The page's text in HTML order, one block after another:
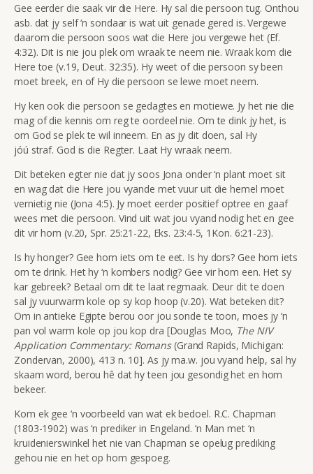
Gee eerder die saak vir die Here. Hy sal die persoon tug. Onthou
asb. dat jy self ‘n sondaar is wat uit genade gered is. Vergewe
daarom die persoon soos wat die Here jou vergewe het (Ef.
4:32). Dit is nie jou plek om wraak te neem nie. Wraak kom die
Here toe (v.19, Deut. 32:35). Hy weet of die persoon sy been
moet breek, en of Hy die persoon se lewe moet neem.
Hy ken ook die persoon se gedagtes en motiewe. Jy het nie die
mag of die kennis om reg te oordeel nie. Om te dink jy het, is
om God se plek te wil inneem. En as jy dit doen, sal Hy
jóú straf. God is die Regter. Laat Hy wraak neem.
Dit beteken egter nie dat jy soos Jona onder ‘n plant moet sit
en wag dat die Here jou vyande met vuur uit die hemel moet
vernietig nie (Jona 4:5). Jy moet eerder positief optree en gaaf
wees met die persoon. Vind uit wat jou vyand nodig het en gee
dit vir hom (v.20, Spr. 25:21-22, Eks. 23:4-5, 1Kon. 6:21-23).
Is hy honger? Gee hom iets om te eet. Is hy dors? Gee hom iets
om te drink. Het hy ‘n kombers nodig? Gee vir hom een. Het sy
kar gebreek? Betaal om dit te laat regmaak. Deur dit te doen
sal jy vuurwarm kole op sy kop hoop (v.20). Wat beteken dit?
Om in antieke Egipte berou oor jou sonde te toon, moes jy ‘n
pan vol warm kole op jou kop dra [Douglas Moo, The NIV
Application Commentary: Romans(Grand Rapids, Michigan:
Zondervan, 2000), 413 n. 10]. As jy ma.w. jou vyand help, sal hy
skaam word, berou hê dat hy teen jou gesondig het en hom
bekeer.
Kom ek gee ‘n voorbeeld van wat ek bedoel. R.C. Chapman
(1803-1902) was ‘n prediker in Engeland. ‘n Man met ‘n
kruidenierswinkel het nie van Chapman se opelug prediking
gehou nie en het op hom gespoeg.